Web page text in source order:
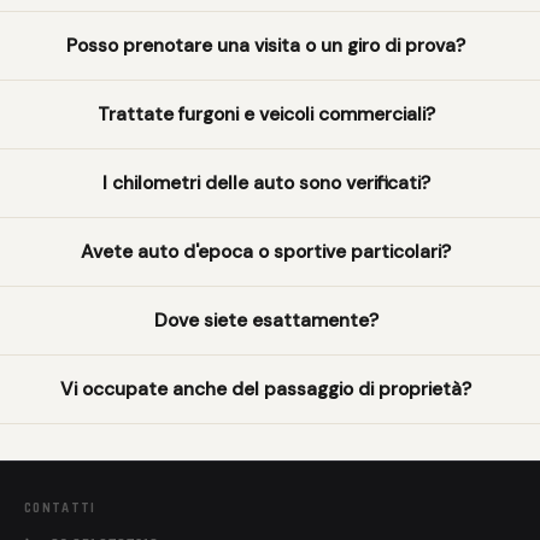
Posso prenotare una visita o un giro di prova?
Trattate furgoni e veicoli commerciali?
I chilometri delle auto sono verificati?
Avete auto d'epoca o sportive particolari?
Dove siete esattamente?
Vi occupate anche del passaggio di proprietà?
CONTATTI